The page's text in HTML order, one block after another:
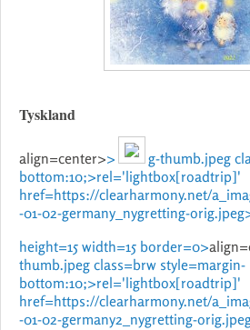
Tyskland
align=center>>
g-thumb.jpeg
bottom:10;>rel='lightbox[roadtrip]'
href=https://clearharmony.net/
-01-02-germany_nygretting-
height=15 width=15 border=0>
thumb.jpeg class=brw style=margin-
bottom:10;>rel='lightbox[roadtrip]'
href=https://clearharmony.net/
-01-02-germany2_nygretting-